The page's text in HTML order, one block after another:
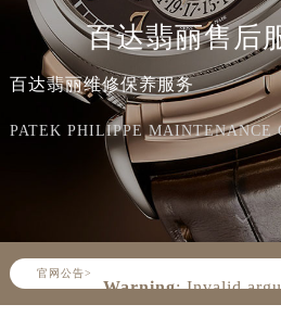
百达翡丽售后
百达翡丽维修保养服务
PATEK PHILIPPE MAINTENANCE
官网公告>
Warning: Invalid
foreach() in